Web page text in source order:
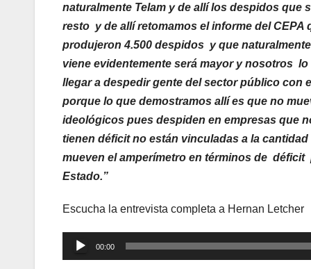
naturalmente Telam y de allí los despidos que
resto y de allí retomamos el informe del CEPA
produjeron 4.500 despidos y que
viene evidentemente será mayor y nosotros
llegar a despedir gente del sector público
porque lo que demostramos allí es que no
ideológicos pues despiden en empresas que
tienen déficit no están vinculadas a la
mueven el amperímetro en términos de
Estado.”
Escucha la entrevista completa a Hernan Letcher
Reproductor
de
00:00